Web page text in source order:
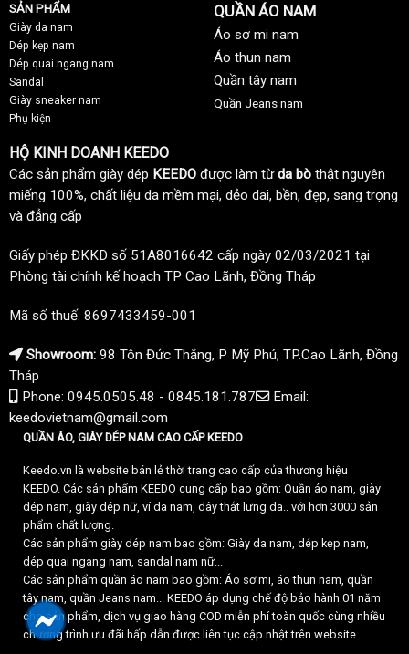
SẢN PHẨM
Giày da nam
Dép kẹp nam
Dép quai ngang nam
Sandal
Giày sneaker nam
Phụ kiện
QUẦN ÁO NAM
Áo sơ mi nam
Áo thun nam
Quần tây nam
Quần Jeans nam
HỘ KINH DOANH KEEDO
Các sản phẩm giày dép KEEDO được làm từda bò thật nguyên
miếng 100%, chất liệu da mềm mại, dẻo dai, bền, đẹp, sang trọng
và đẳng cấp
Giấy phép ĐKKD số 51A8016642 cấp ngày 02/03/2021 tại
Phòng tài chính kế hoạch TP Cao Lãnh, Đồng Tháp
Mã số thuế: 8697433459-001
Showroom: 98 Tôn Đức Thắng, P Mỹ Phú, TP.Cao Lãnh, Đồng
Tháp
Phone: 0945.0505.48 - 0845.181.787
Email:
keedovietnam@gmail.com
QUẦN ÁO, GIÀY DÉP NAM CAO CẤP KEEDO
Keedo.vn là website bán lẻ thời trang cao cấp của thương hiệu
KEEDO. Các sản phẩm KEEDO cung cấp bao gồm: Quần áo nam, giày
dép nam, giày dép nữ, ví da nam, dây thắt lưng da.. với hơn 3000 sản
phẩm chất lượng.
Các sản phẩm giày dép nam bao gồm: Giày da nam, dép kẹp nam,
dép quai ngang nam, sandal nam nữ...
Các sản phẩm quần áo nam bao gồm: Áo sơ mi, áo thun nam, quần
tây nam, quần Jeans nam... KEEDO áp dụng chế độ bảo hành 01 năm
cho sản phẩm, dịch vụ giao hàng COD miễn phí toàn quốc cùng nhiều
chương trình ưu đãi hấp dẫn được liên tục cập nhật trên website.